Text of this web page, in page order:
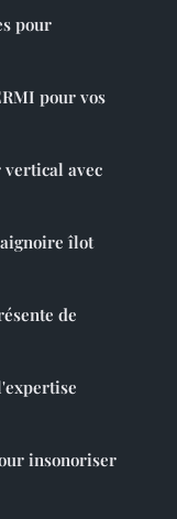
pour
pour vos
avec
îlot
de
insonoriser